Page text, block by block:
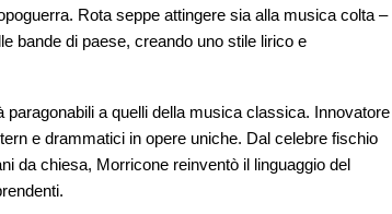
Rota seppe attingere sia alla musica colta –
bande di paese, creando uno stile lirico e
a quelli della musica classica. Innovatore
e drammatici in opere uniche. Dal celebre fischio
da chiesa, Morricone reinventò il linguaggio del